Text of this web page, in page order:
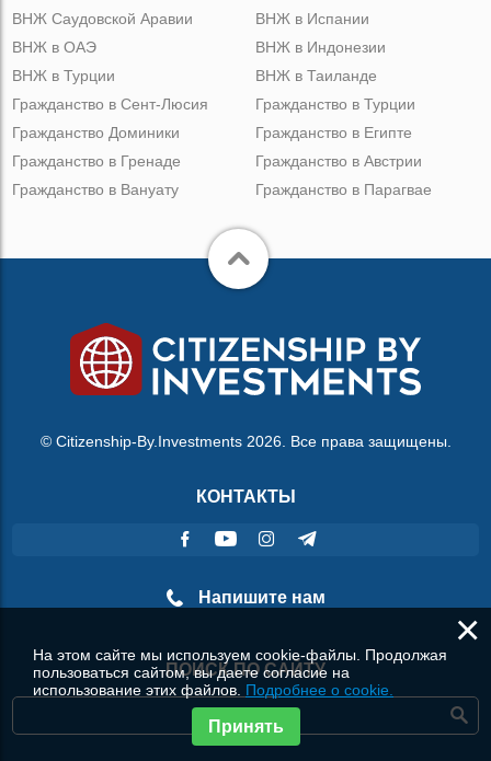
ВНЖ Саудовской Аравии
ВНЖ в ОАЭ
ВНЖ в Турции
ВНЖ в Испании
ВНЖ в Индонезии
ВНЖ в Таиланде
Гражданство в Сент-Люсия
Гражданство Доминики
Гражданство в Гренаде
Гражданство в Вануату
Гражданство в Турции
Гражданство в Египте
Гражданство в Австрии
Гражданство в Парагвае
© Citizenship-By.Investments 2026. Все права защищены.
КОНТАКТЫ
Напишите нам
ПОИСК ПО САЙТУ
×
На этом сайте мы используем cookie-файлы. Продолжая
пользоваться сайтом, вы даете согласие на
использование этих файлов. Подробнее о cookie.
Принять